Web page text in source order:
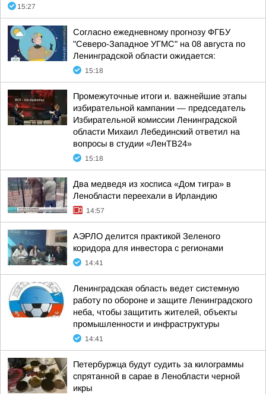
15:27
Согласно ежедневному прогнозу ФГБУ
"Северо-Западное УГМС" на 08 августа по
Ленинградской области ожидается:
15:18
Промежуточные итоги и. важнейшие этапы
избирательной кампании — председатель
Избирательной комиссии Ленинградской
области Михаил Лебединский ответил на
вопросы в студии «ЛенТВ24»
15:18
Два медведя из хосписа «Дом тигра» в
Ленобласти переехали в Ирландию
14:57
АЭРЛО делится практикой Зеленого
коридора для инвестора с регионами
14:41
Ленинградская область ведет системную
работу по обороне и защите Ленинградского
неба, чтобы защитить жителей, объекты
промышленности и инфраструктуры
14:41
Петербуржца будут судить за килограммы
спрятанной в сарае в Ленобласти черной
икры